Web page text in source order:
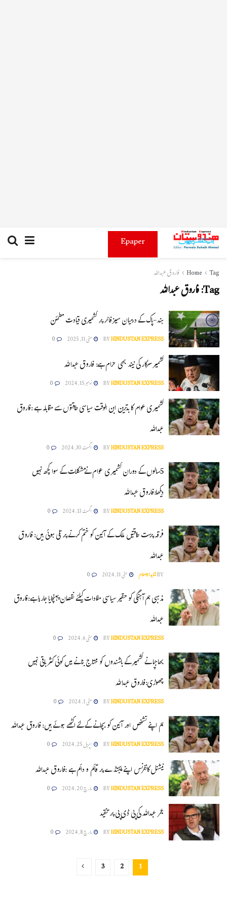
Epaper
Home Tag فاروق عبداللہ
Tag:فاروق عبداللہ
ہند-پاک کے درمیان سیزفائر پر کشمیری قیادت مطمئن
BYHINDUSTAN EXPRESS مئی 11, 2025 0
کشمیر سرکار کی نیند بھی حرام ہے: فاروق عبداللہ
BYHINDUSTAN EXPRESS نومبر 15, 2024 0
کشمیر ی عوام کا بدترین ابن الوقت سیاسی طاقتوں سے مقابلہ ہے :فاروق
عبداللہ
BYHINDUSTAN EXPRESS اگست 30, 2024 0
5سالوں کے دوران کشمیر ی عوام نےمشکلات کے سوا کچھ نہیں
دیکھا:فاروق عبداللہ
BYHINDUSTAN EXPRESS اگست 13, 2024 0
فرقہ پرست طاقتیں ملک کے آئین کو ختم کرنے پر تلی ہوئی ہیں: فاروق
عبداللہ
BYشاہدالاسلام مئی 11, 2024 0
مذہبی ہم آہنگی کو حقیر سیاسی مفادات کیلئے نقصان پہنچایا جارہا ہے:فاروق
عبداللہ
BYHINDUSTAN EXPRESS مئی 6, 2024 0
بھاجپا نے کشمیر کے باشندوں کو محتاج بنانے میں کوئی کثر باقی نہیں
چھوڑی:فاروق عبداللہ
BYHINDUSTAN EXPRESS مئی 1, 2024 0
ہم اپنے تشخص اور آئین کو بچانے کے لئے اکٹھے ہوئے ہیں: فاروق عبداللہ
BYHINDUSTAN EXPRESS اپریل 25, 2024 0
نیشنل کانفرنس اپنے ایجنڈے پر قائم و دائم ہے :فاروق عبداللہ
BYHINDUSTAN EXPRESS مارچ 20, 2024 0
عمر عبداللہ کی پی ڈی پی پر تنقید
BYHINDUSTAN EXPRESS مارچ 8, 2024 0
1
2
3